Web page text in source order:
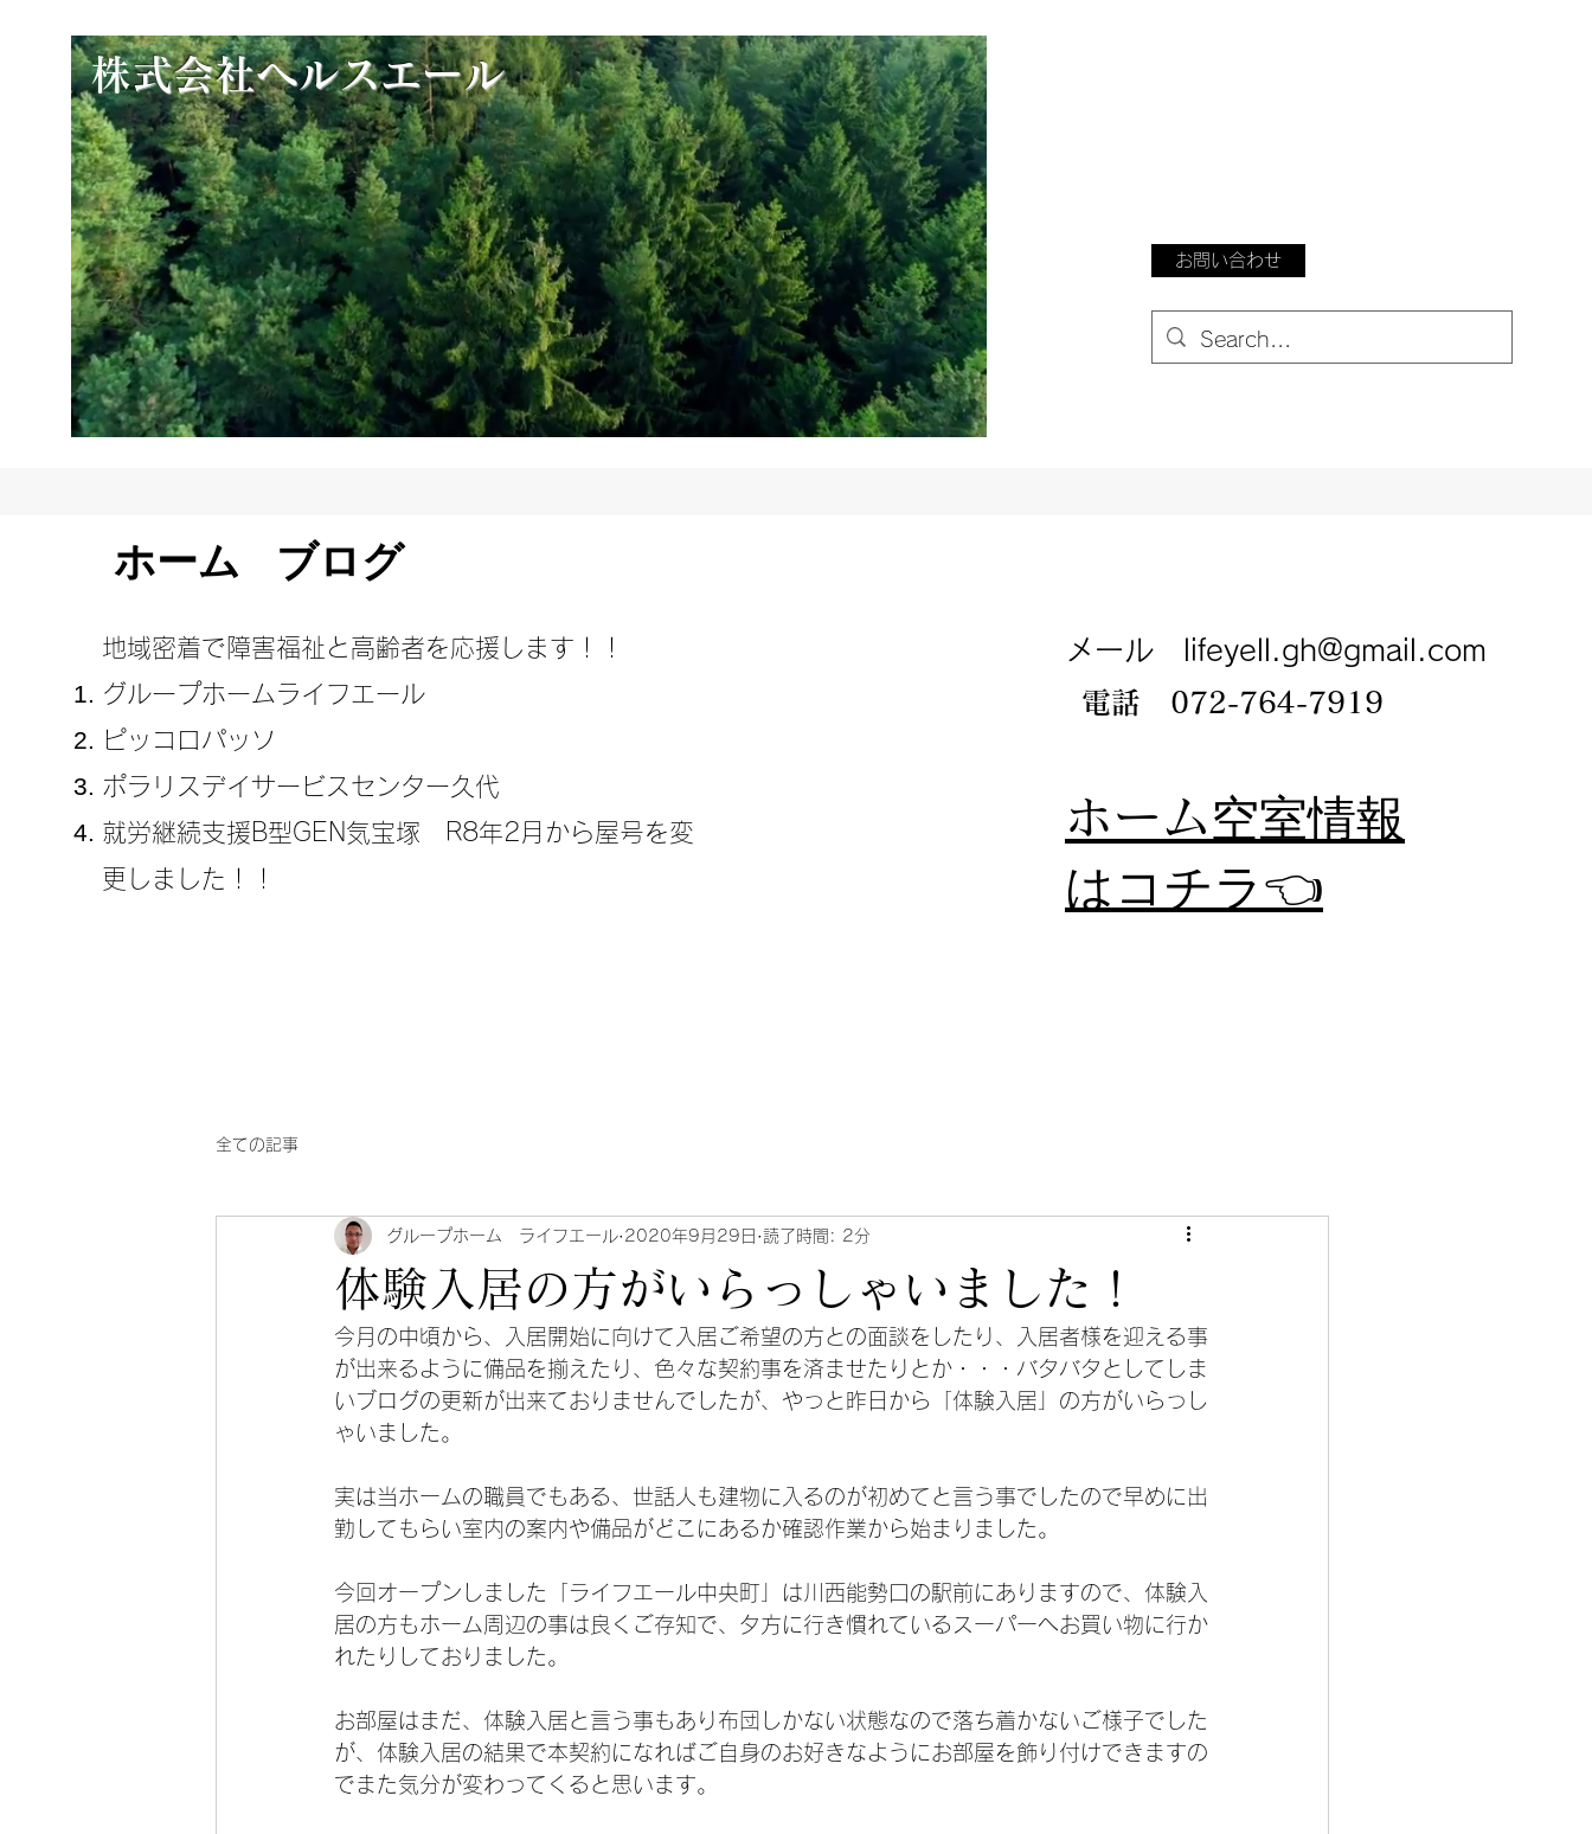
​株式会社ヘルスエール
お問い合わせ
ホーム ブログ
地域密着で障害福祉と高齢者を応援します！！
グループホームライフエール
ピッコロパッソ
ポラリスデイサービスセンター久代
​就労継続支援B型GEN気宝塚 R8年2月から屋号を変
更しました！！
メール
lifeyell.gh@gmail.com
電話 072-764-7919
​ホーム空室情報
​はコチラ👈
全ての記事
体験入居の方がいらっしゃいました！
グループホーム ライフエール 2020年9月29日 読了時間: 2分
今月の中頃から、入居開始に向けて入居ご希望の方との面談をしたり、入居者様を迎える事
が出来るように備品を揃えたり、色々な契約事を済ませたりとか・・・バタバタとしてしま
いブログの更新が出来ておりませんでしたが、やっと昨日から「体験入居」の方がいらっし
ゃいました。
実は当ホームの職員でもある、世話人も建物に入るのが初めてと言う事でしたので早めに出
勤してもらい室内の案内や備品がどこにあるか確認作業から始まりました。
今回オープンしました「ライフエール中央町」は川西能勢口の駅前にありますので、体験入
居の方もホーム周辺の事は良くご存知で、夕方に行き慣れているスーパーへお買い物に行か
れたりしておりました。
お部屋はまだ、体験入居と言う事もあり布団しかない状態なので落ち着かないご様子でした
が、体験入居の結果で本契約になればご自身のお好きなようにお部屋を飾り付けできますの
でまた気分が変わってくると思います。